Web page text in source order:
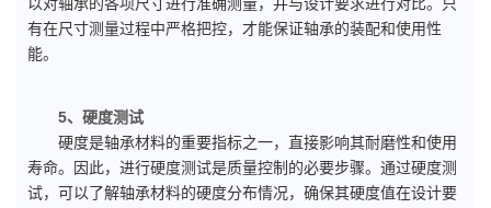
有在尺寸测量过程中严格把控，才能保证轴承的装配和使用性
能。
5、硬度测试
硬度是轴承材料的重要指标之一，直接影响其耐磨性和使用
寿命。因此，进行硬度测试是质量控制的必要步骤。通过硬度测
试，可以了解轴承材料的硬度分布情况，确保其硬度值在设计要